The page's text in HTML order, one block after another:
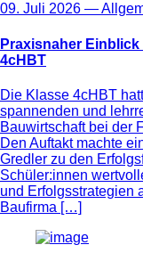
09. Juli 2026 —
Praxisnaher
4cHBT
Die Klasse 4cHBT
spannenden und
Bauwirtschaft bei der
Den Auftakt machte
Gredler zu den
Schüler:innen
und Erfolgsstrategien
Baufirma […]